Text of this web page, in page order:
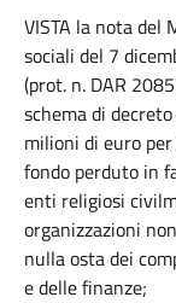
VISTA la nota del
sociali del 7
(prot. n. DAR
schema di
milioni di euro
fondo perduto in
enti religiosi
organizzazioni
nulla osta dei
e delle finanze;